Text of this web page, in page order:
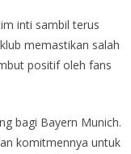
inti sambil terus
memastikan salah
positif oleh fans
bagi Bayern Munich.
komitmennya untuk